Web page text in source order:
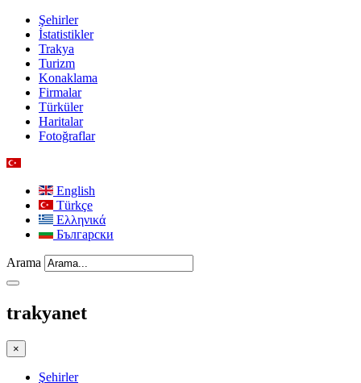
Şehirler
İstatistikler
Trakya
Turizm
Konaklama
Firmalar
Türküler
Haritalar
Fotoğraflar
English
Türkçe
Ελληνικά
Български
Arama
trakyanet
×
Şehirler